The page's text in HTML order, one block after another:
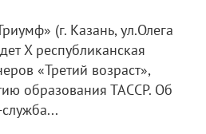
(г. Казань, ул.Олега
X республиканская
«Третий возраст»,
образования ТАССР. Об